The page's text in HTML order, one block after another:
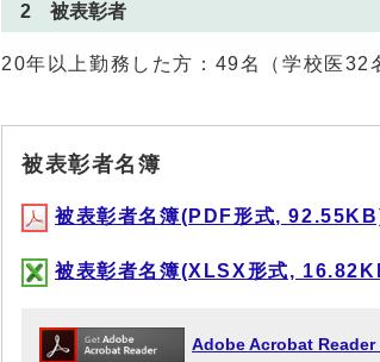
2 被表彰者
20年以上勤務した方：49名（学校医32
被表彰者名簿
被表彰者名簿(PDF形式,
被表彰者名簿(XLSX形式,
Adobe Acrobat Reader